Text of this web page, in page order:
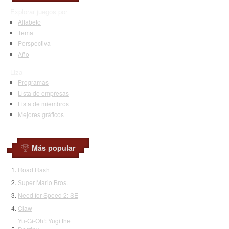
Alfabeto
Tema
Perspectiva
Año
Programas
Lista de empresas
Lista de miembros
Mejores gráficos
Más popular
Road Rash
Super Mario Bros.
Need for Speed 2: SE
Claw
Yu-Gi-Oh!: Yugi the